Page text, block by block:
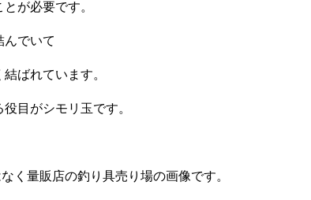
が必要です。
んでいて
ばれています。
目がシモリ玉です。
く量販店の釣り具売り場の画像です。